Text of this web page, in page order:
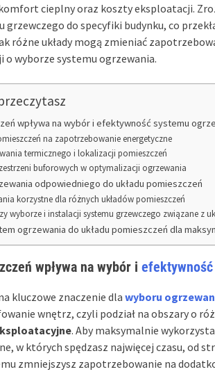
komfort cieplny oraz koszty eksploatacji.
grzewczego do specyfiki budynku, co
różne układy mogą zmieniać
o wyborze systemu ogrzewania.
wpływa na wybór i efektywność systemu
na zapotrzebowanie energetyczne
termicznego i lokalizacji pomieszczeń
buforowych w optymalizacji ogrzewania
odpowiedniego do układu pomieszczeń
korzystne dla różnych układów pomieszczeń
wyborze i instalacji systemu grzewczego związane z
ogrzewania do układu pomieszczeń dla
wpływa na wybór i
kluczowe znaczenie dla wyboru
wnętrz, czyli podział na obszary o
. Aby maksymalnie
w których spędzasz najwięcej czasu, od
zmniejszysz zapotrzebowanie na